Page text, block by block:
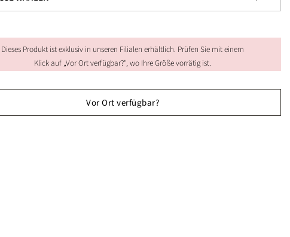
Dieses Produkt ist exklusiv in unseren Filialen erhältlich. Prüfen Sie mit einem
Klick auf „Vor Ort verfügbar?", wo Ihre Größe vorrätig ist.
Vor Ort verfügbar?